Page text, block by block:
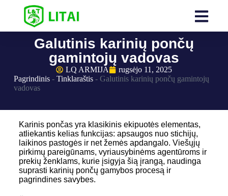
Galutinis karinių pončų
gamintojų vadovas
LQ ARMIJA
rugsėjo 11, 2025
Pagrindinis- Tinklaraštis- Galutinis karinių pončų gamintojų
vadovas
Karinis pončas yra klasikinis ekipuotės elementas,
atliekantis kelias funkcijas: apsaugos nuo stichijų,
laikinos pastogės ir net žemės apdangalo. Viešųjų
pirkimų pareigūnams, vyriausybinėms agentūroms ir
prekių ženklams, kurie įsigyja šią įrangą, naudinga
suprasti karinių pončų gamybos procesą ir
pagrindines savybes.